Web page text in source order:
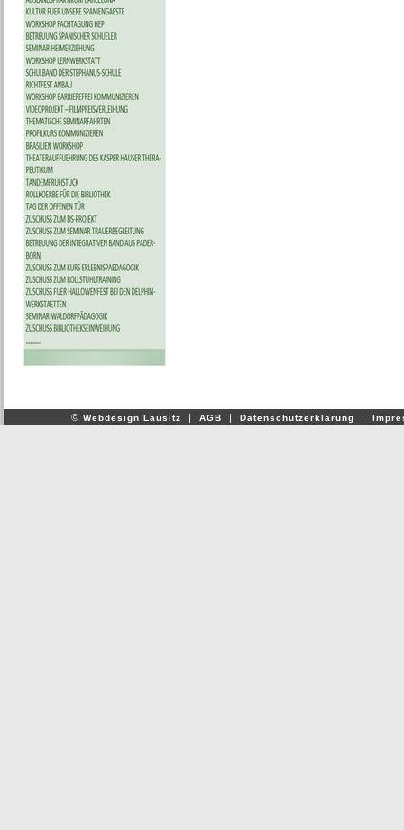
© Webdesign Lausitz | AGB | Datenschutzerklärung |